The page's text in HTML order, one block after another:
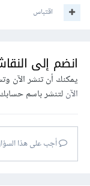
اقتباس
انضم إلى
يمكنك أن تنشر الآن
الآنلتنشر باسم حسابك.
أجب على هذا